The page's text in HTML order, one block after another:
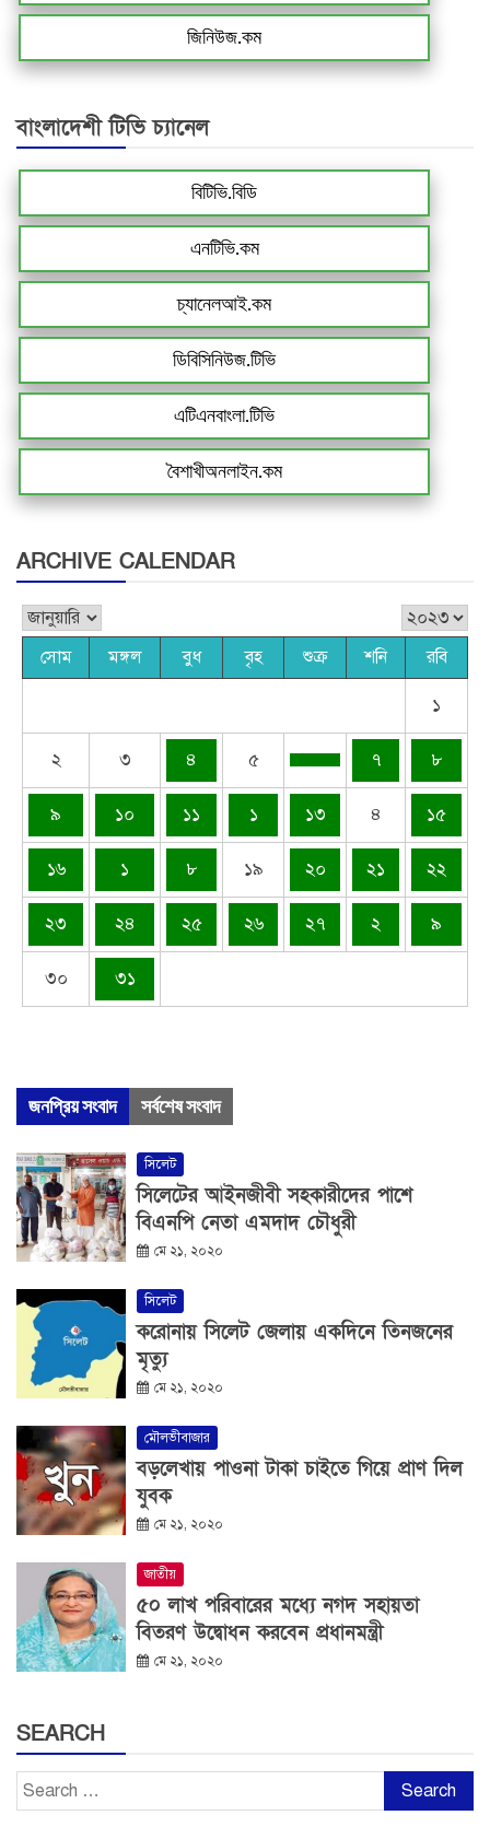
জিনিউজ.কম
বাংলাদেশী টিভি চ্যানেল
বিটিভি.বিডি
এনটিভি.কম
চ্যানেলআই.কম
ডিবিসিনিউজ.টিভি
এটিএনবাংলা.টিভি
বৈশাখীঅনলাইন.কম
ARCHIVE CALENDAR
সোম মঙ্গল বুধ বৃহ শুক্র শনি রবি
১
২ ৩ ৪ ৫ ৭ ৮
৯ ১০ ১১ ১ ১৩ ৪ ১৫
১৬ ১ ৮ ১৯ ২০ ২১ ২২
২৩ ২৪ ২৫ ২৬ ২৭ ২ ৯
৩০ ৩১
জনপ্রিয় সংবাদ সর্বশেষ সংবাদ
সিলেট
সিলেটের আইনজীবী সহকারীদের পাশে
বিএনপি নেতা এমদাদ চৌধুরী
মে ২১, ২০২০
সিলেট
করোনায় সিলেট জেলায় একদিনে তিনজনের
মৃত্যু
মে ২১, ২০২০
মৌলভীবাজার
বড়লেখায় পাওনা টাকা চাইতে গিয়ে প্রাণ দিল
যুবক
মে ২১, ২০২০
জাতীয়
৫০ লাখ পরিবারের মধ্যে নগদ সহায়তা
বিতরণ উদ্বোধন করবেন প্রধানমন্ত্রী
মে ২১, ২০২০
SEARCH
Search
for: